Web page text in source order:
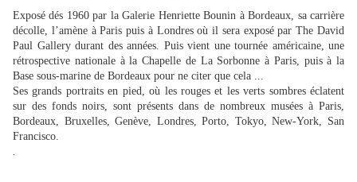
Exposé dés 1960 par la Galerie Henriette Bounin à Bordeaux, sa carrière
décolle, l’amène à Paris puis à Londres où il sera exposé par The David
Paul Gallery durant des années. Puis vient une tournée américaine, une
rétrospective nationale à la Chapelle de La Sorbonne à Paris, puis à la
Base sous-marine de Bordeaux pour ne citer que cela ...
Ses grands portraits en pied, où les rouges et les verts sombres éclatent
sur des fonds noirs, sont présents dans de nombreux musées à Paris,
Bordeaux, Bruxelles, Genève, Londres, Porto, Tokyo, New-York, San
Francisco.
.